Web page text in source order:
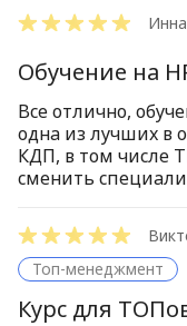
Инна
Обучение на
Все отлично,
одна из лучших в
КДП, в том числе
сменить
Топ-менеджмент
Курс для